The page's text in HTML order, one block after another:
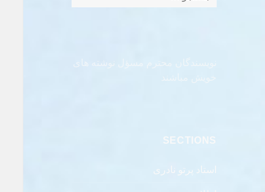
برای:
نویسندگان محترم مسؤل نوشته های
SECTIONS
استاد پرتو نادری